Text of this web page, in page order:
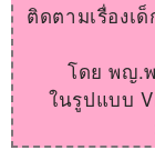
ติดตามเรื่องเ
โดย พญ.
ในรูปแบบ